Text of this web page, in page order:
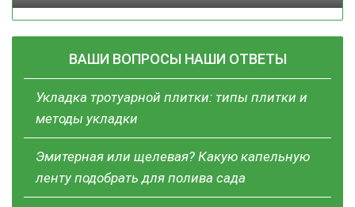
ВАШИ ВОПРОСЫ НАШИ ОТВЕТЫ
Укладка тротуарной плитки: типы плитки и
методы укладки
Эмитерная или щелевая? Какую капельную
ленту подобрать для полива сада